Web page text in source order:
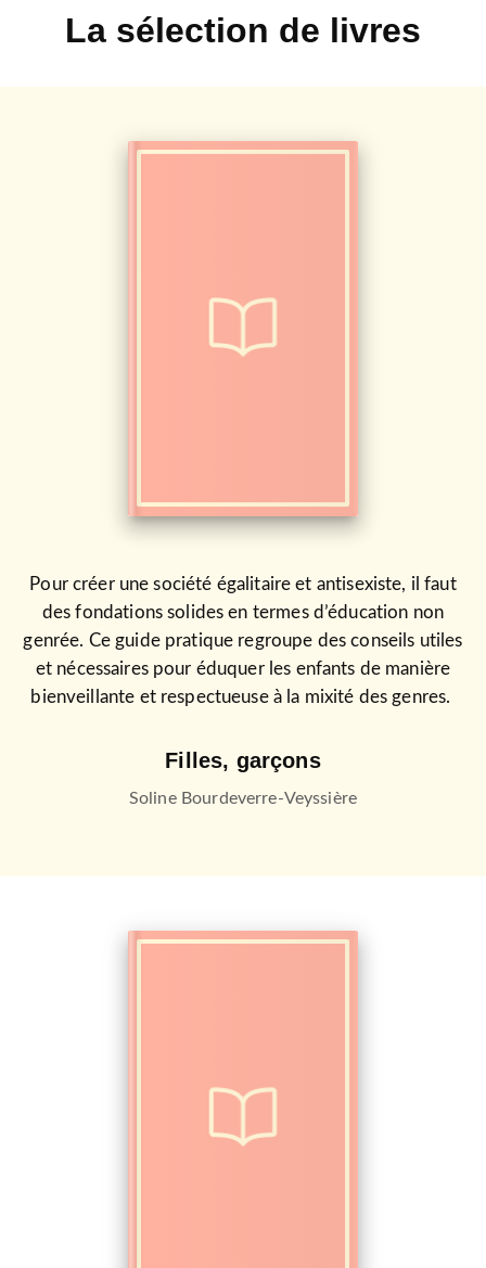
La sélection de livres
Pour créer une société égalitaire et antisexiste, il faut
des fondations solides en termes d’éducation non
genrée. Ce guide pratique regroupe des conseils utiles
et nécessaires pour éduquer les enfants de manière
bienveillante et respectueuse à la mixité des genres.
Filles, garçons
Soline Bourdeverre-Veyssière